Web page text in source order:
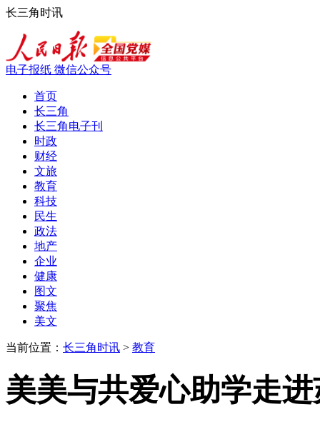
长三角时讯
电子报纸 微信公众号
首页
长三角
长三角电子刊
时政
财经
文旅
教育
科技
民生
政法
地产
企业
健康
图文
聚焦
美文
当前位置： 长三角时讯 > 教育
美美与共爱心助学走